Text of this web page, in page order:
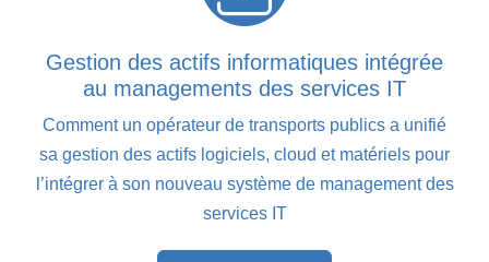
Gestion des actifs informatiques intégrée
au managements des services IT
Comment un opérateur de transports publics a unifié
sa gestion des actifs logiciels, cloud et matériels pour
l’intégrer à son nouveau système de management des
services IT